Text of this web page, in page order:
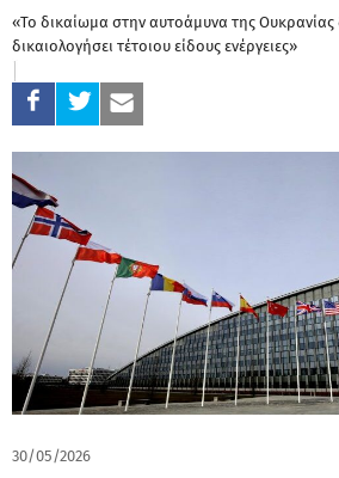
«Το δικαίωμα στην αυτοάμυνα της Ουκρανίας
δικαιολογήσει τέτοιου είδους ενέργειες»
30/05/2026